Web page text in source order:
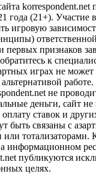
korrespondent.net
года (21+). Участие
игровую
первых признаков
к
играх не
альтернативой
не
деньги, сайт
ставок и
быть связаны с
или тотализаторами.
информационном
публикуются
целях.